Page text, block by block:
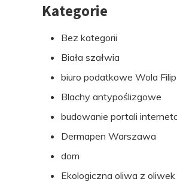
Kategorie
Bez kategorii
Biała szałwia
biuro podatkowe Wola
Blachy antypoślizgowe
budowanie portali
Dermapen Warszawa
dom
Ekologiczna oliwa z oliwek